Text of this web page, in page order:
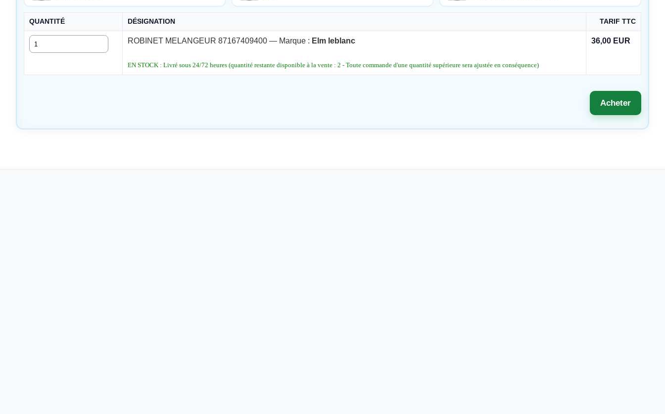
QUANTITÉ DÉSIGNATION TARIF TTC
Quantité ROBINET MELANGEUR 87167409400 — Marque : Elm leblanc
EN STOCK : Livré sous 24/72 heures (quantité restante disponible à la vente : 2 - Toute commande d'une quantité supérieure sera ajustée en conséquence)
36,00 EUR
Acheter